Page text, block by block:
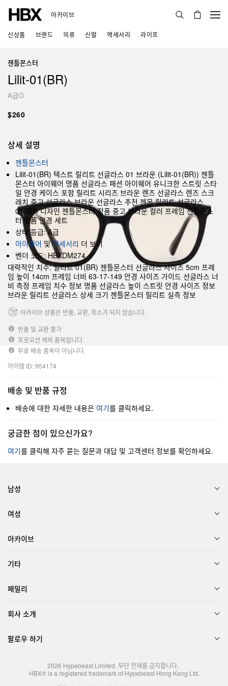
아카이브
신상품 브랜드 의류 신발 액세서리 라이프
젠틀몬스터
Lilit-01(BR)
A급
$260
상세 설명
젠틀몬스터
Lilit-01(BR) 텍스트 릴리트 선글라스 01 브라운 (Lilit-01(BR)) 젠틀
몬스터 아이웨어 명품 선글라스 패션 아이웨어 유니크한 스트릿 스타
일 안경 케이스 포함 릴리트 시리즈 브라운 렌즈 선글라스 렌즈 스크
래치 중고 선글라스 브라운 선글라스 추천 젠몬 릴리트 선글라스
01(BR) 디자인 젠틀몬스터 정품 중고 브라운 컬러 프레임 젠틀몬스
터 명품 안경 세트
상태 등급: A급
아이웨어 및액세서리 더 보기
벤더 코드: HBXDM274
대략적인 치수: 릴리트 01(BR) 젠틀몬스터 선글라스 사이즈 5cm 프레
임 높이 14cm 프레임 너비 63-17-149 안경 사이즈 가이드 선글라스 너
비 측정 프레임 치수 정보 명품 선글라스 높이 스트릿 안경 사이즈 정보
브라운 릴리트 선글라스 상세 크기 젠틀몬스터 릴리트 실측 정보
아카이브 상품은 반품, 교환, 취소가 되지 않습니다.
반품 및 교환 불가
프로모션 제외 품목입니다.
무료 배송 품목이 아닙니다.
아이템 ID: 954174
배송 및 반품 규정
배송에 대한 자세한 내용은 여기를 클릭하세요.
궁금한 점이 있으신가요?
여기를 클릭해 자주 묻는 질문과 대답 및 고객센터 정보를 확인하세요.
남성
여성
아카이브
기타
패밀리
회사 소개
팔로우 하기
2026 Hypebeast Limited. 무단 전재를 금지합니다.
HBX® is a registered trademark of Hypebeast Hong Kong Ltd.